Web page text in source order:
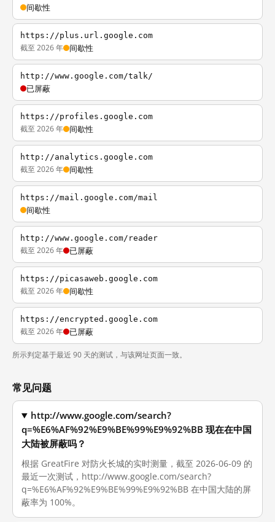
间歇性
https://plus.url.google.com
截至 2026 年 间歇性
http://www.google.com/talk/
已屏蔽
https://profiles.google.com
截至 2026 年 间歇性
http://analytics.google.com
截至 2026 年 间歇性
https://mail.google.com/mail
间歇性
http://www.google.com/reader
截至 2026 年 已屏蔽
https://picasaweb.google.com
截至 2026 年 间歇性
https://encrypted.google.com
截至 2026 年 已屏蔽
所示判定基于最近 90 天的测试，与该网址页面一致。
常见问题
http://www.google.com/search?
q=%E6%AF%92%E9%BE%99%E9%92%BB 现在在中国
大陆被屏蔽吗？
根据 GreatFire 对防火长城的实时测量，截至 2026-06-09 的
最近一次测试，http://www.google.com/search?
q=%E6%AF%92%E9%BE%99%E9%92%BB 在中国大陆的屏
蔽率为 100%。